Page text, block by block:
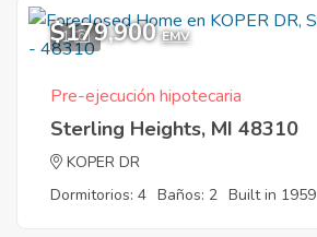
1
$179,900 EMV
Pre-ejecución hipotecaria
Sterling Heights, MI 48310
KOPER DR
Dormitorios: 4 Baños: 2 Built in 1959